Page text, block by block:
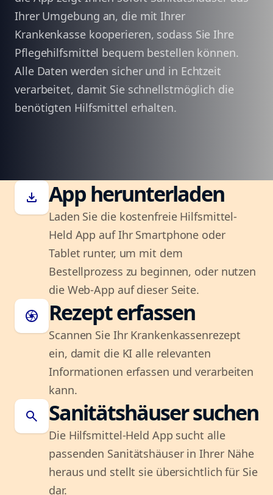
Ihrer Umgebung an, die mit Ihrer
Krankenkasse kooperieren, sodass Sie Ihre
Pflegehilfsmittel bequem bestellen können.
Alle Daten werden sicher und in Echtzeit
verarbeitet, damit Sie schnellstmöglich die
benötigten Hilfsmittel erhalten.
download App herunterladen
Laden Sie die kostenfreie Hilfsmittel-
Held App auf Ihr Smartphone oder
Tablet runter, um mit dem
Bestellprozess zu beginnen, oder nutzen
die Web-App auf dieser Seite.
camera Rezept erfassen
Scannen Sie Ihr Krankenkassenrezept
ein, damit die KI alle relevanten
Informationen erfassen und verarbeiten
kann.
search Sanitätshäuser suchen
Die Hilfsmittel-Held App sucht alle
passenden Sanitätshäuser in Ihrer Nähe
heraus und stellt sie übersichtlich für Sie
dar.